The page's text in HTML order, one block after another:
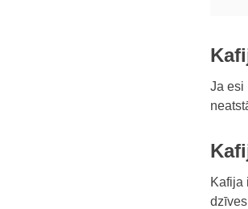
Ja esi
Kafija